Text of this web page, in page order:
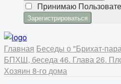
Принимаю
Главная Беседы о "Брихат-
БПХШ, беседа 46. Глава 26.
Хозяин 8-го дома